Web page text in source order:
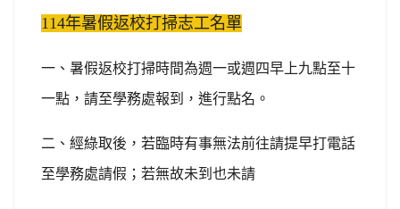
114年暑假返校打掃志工名單
一、暑假返校打掃時間為週一或週四早上九點至十
一點，請至學務處報到，進行點名。
二、經綠取後，若臨時有事無法前往請提早打電話
至學務處請假；若無故未到也未請